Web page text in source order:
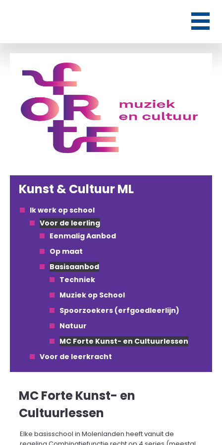
Kunst & Cultuur ML
Ik werk op school
Voor de leerling
Eenmalig Aanbod
Op maat
Basisaanbod
Techniek
Muziek op School
Spoorzoekers (erfgoedleerlijn)
Natuur
MC Forte Kunst- en Cultuurlessen
Voor de leerkracht
MC Forte Kunst- en
Cultuurlessen
Elke basisschool in Molenlanden heeft vanuit de